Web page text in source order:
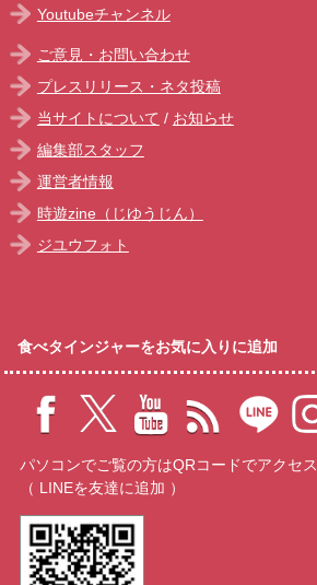
Youtubeチャンネル
ご意見・お問い合わせ
プレスリリース・ネタ投稿
当サイトについて / お知らせ
編集部スタッフ
運営者情報
時遊zine（じゆうじん）
ジユウフォト
食べタインジャーをお気に入りに追加
パソコンでご覧の方はQRコードでアクセス
（ LINEを友達に追加 ）